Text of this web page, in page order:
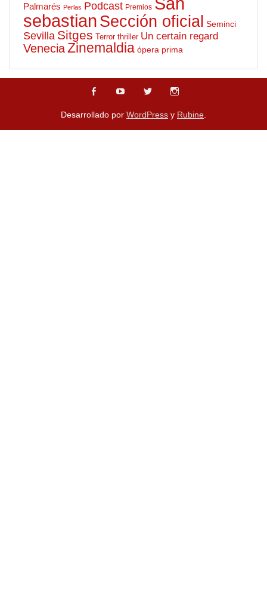
Palmarés Perlas Podcast Premios
sebastianSección oficial Seminci
Sevilla Sitges Terror thriller Un certain regard
VeneciaZinemaldia ópera prima
Desarrollado por WordPress y Rubine.